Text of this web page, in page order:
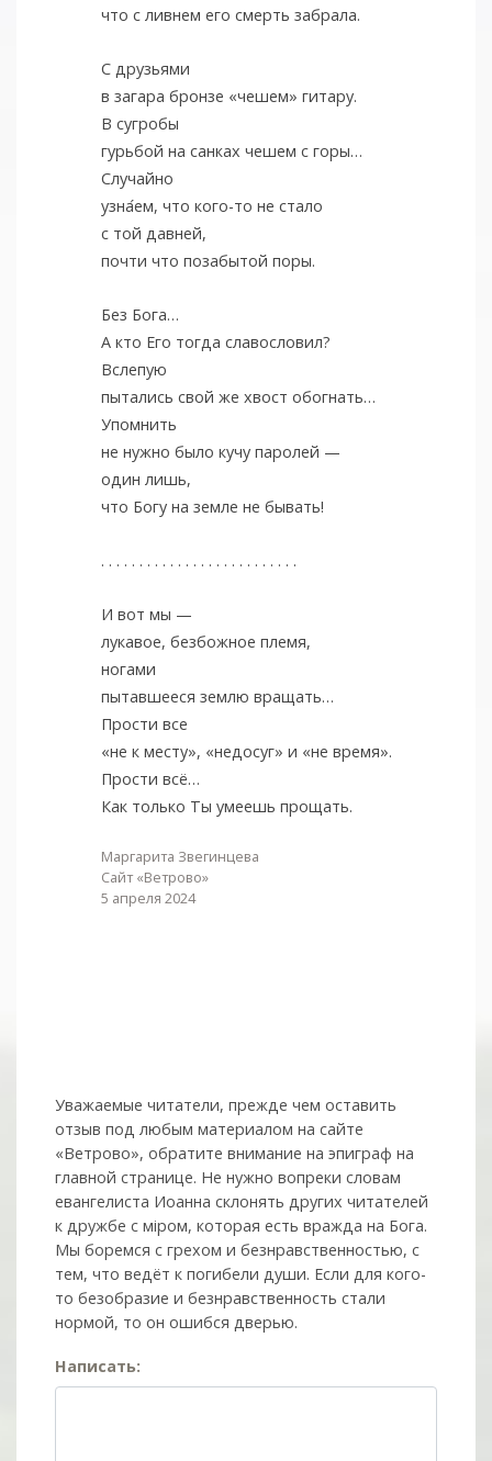
что с ливнем его смерть забрала.
С друзьями
в загара бронзе «чешем» гитару.
В сугробы
гурьбой на санках чешем с горы…
Случайно
узнаем, что кого-то не стало
с той давней,
почти что позабытой поры.
Без Бога…
А кто Его тогда славословил?
Вслепую
пытались свой же хвост обогнать…
Упомнить
не нужно было кучу паролей —
один лишь,
что Богу на земле не бывать!
. . . . . . . . . . . . . . . . . . . . . . . . . .
И вот мы —
лукавое, безбожное племя,
ногами
пытавшееся землю вращать…
Прости все
«не к месту», «недосуг» и «не время».
Прости всё…
Как только Ты умеешь прощать.
Маргарита Звегинцева
Сайт «Ветрово»
5 апреля 2024
Уважаемые читатели, прежде чем оставить
отзыв под любым материалом на сайте
«Ветрово», обратите внимание на эпиграф на
главной странице. Не нужно вопреки словам
евангелиста Иоанна склонять других читателей
к дружбе с мiром, которая есть вражда на Бога.
Мы боремся с грехом и без­нрав­ствен­ностью, с
тем, что ведёт к погибели души. Если для кого-
то безобразие и безнравственность стали
нормой, то он ошибся дверью.
Написать: